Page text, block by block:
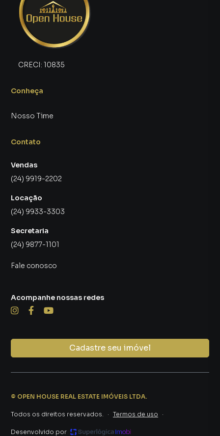
CRECI: 10835
Conheça
Nosso Time
Contato
Vendas
(24) 9919-2202
Locação
(24) 9933-3303
Secretaria
(24) 9877-1101
Fale conosco
Cadastre seu imóvel
Acompanhe nossas redes
© OPEN HOUSE REAL ESTATE IMÓVEIS LTDA.
Todos os direitos reservados. · Termos de uso ·
Desenvolvido por